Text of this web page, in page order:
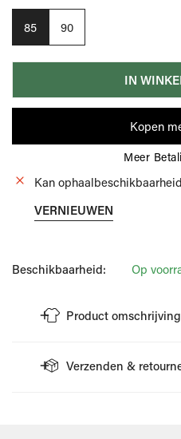
85 90
IN
Meer
Kan
VERNIEUWEN
Beschikbaarheid: Op
Product omschrijving
Bruine riem van het merk Leyva.
Verzenden &